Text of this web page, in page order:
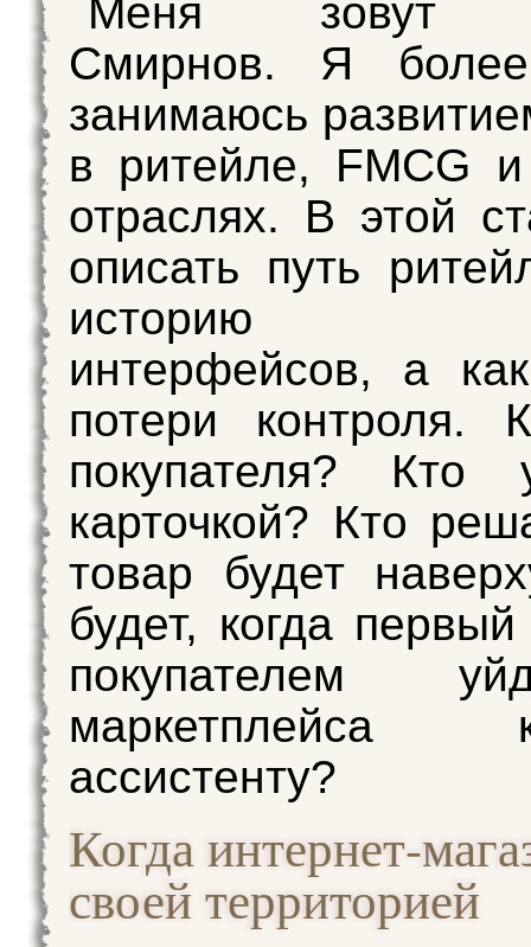
Меня зовут
Смирнов. Я
занимаюсь
в ритейле, FMCG
отраслях. В этой
описать путь
историю
интерфейсов, а
потери контроля.
покупателя? Кто
карточкой? Кто
товар будет
будет, когда первый
покупателем
ассистенту?
Когда интернет-
своей территорией